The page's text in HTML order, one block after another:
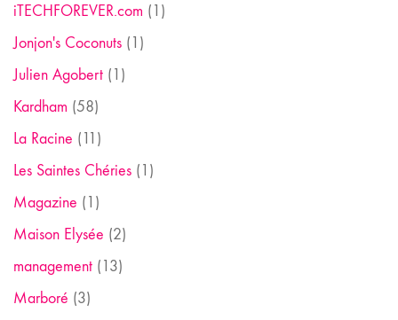
iTECHFOREVER.com (1)
Jonjon's Coconuts (1)
Julien Agobert (1)
Kardham (58)
La Racine (11)
Les Saintes Chéries (1)
Magazine (1)
Maison Elysée (2)
management (13)
Marboré (3)